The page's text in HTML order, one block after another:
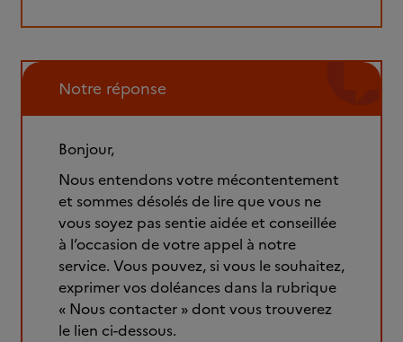
Notre réponse
Bonjour,
Nous entendons votre mécontentement
et sommes désolés de lire que vous ne
vous soyez pas sentie aidée et conseillée
à l’occasion de votre appel à notre
service. Vous pouvez, si vous le souhaitez,
exprimer vos doléances dans la rubrique
« Nous contacter » dont vous trouverez
le lien ci-dessous.